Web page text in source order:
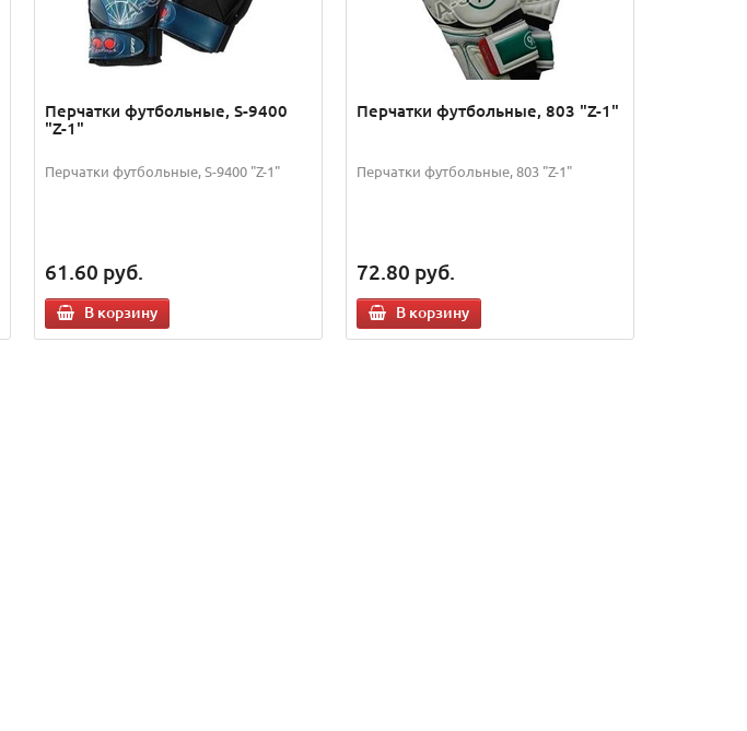
Перчатки футбольные, S-9400
"Z-1"
Перчатки футбольные, S-9400 "Z-1"
61.60 руб.
В корзину
Перчатки футбольные, 803 "Z-1"
Перчатки футбольные, 803 "Z-1"
72.80 руб.
В корзину